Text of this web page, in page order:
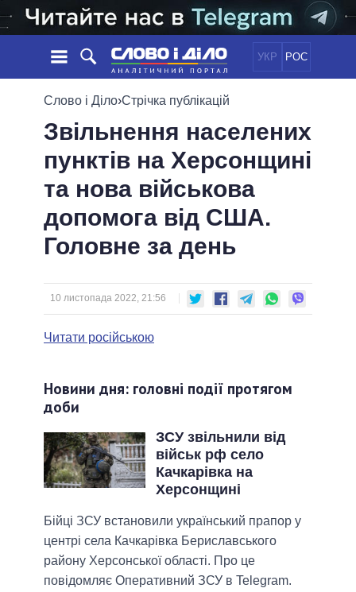
УКР РОС
НОВИНИ
СТРІЧКА
ПОДІЇ
СТАТТІ
ОГЛЯДИ
ДАЙДЖЕСТИ
ПОЛІТИКА
ЕКОНОМІКА
СУСПІЛЬСТВО
ОБIЦЯНКИ
ПОЛIТИКИ
ПРЕЗИДЕНТ І ОФІС
ВЕРХОВНА РАДА
ГОЛОВИ ОБЛАДМІНІСТРАЦІЙ
ВСІ ПЕРСОНИ
ІНФОГРАФІКА
ВІДЕО
ПОРІВНЯННЯ ПОЛІТИКІВ
Слово і Діло›Стрічка публікацій
Звільнення населених
пунктів на Херсонщині
та нова військова
допомога від США.
Головне за день
10 листопада 2022, 21:56
Читати російською
Новини дня: головні події протягом
доби
ЗСУ звільнили від
військ рф село
Качкарівка на
Херсонщині
Бійці ЗСУ встановили український прапор у
центрі села Качкарівка Бериславського
району Херсонської області. Про це
повідомляє Оперативний ЗСУ в Telegram.